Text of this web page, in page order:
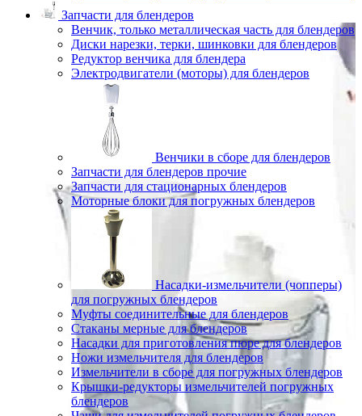
Запчасти для блендеров
Венчик, только металлическая часть для блендеров
Диски нарезки, терки, шинковки для блендеров
Редуктор венчика для блендера
Электродвигатели (моторы) для блендеров
Венчики в сборе для блендеров
Запчасти для блендеров прочие
Запчасти для стационарных блендеров
Моторные блоки для погружных блендеров
Насадки-измельчители (чопперы)
для погружных блендеров
Муфты соединительные для блендеров
Стаканы мерные для блендеров
Насадки для приготовления пюре для блендеров
Ножи измельчителя для блендеров
Измельчители в сборе для погружных блендеров
Крышки-редукторы измельчителей погружных
блендеров